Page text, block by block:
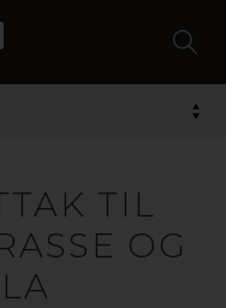
TIL
OG